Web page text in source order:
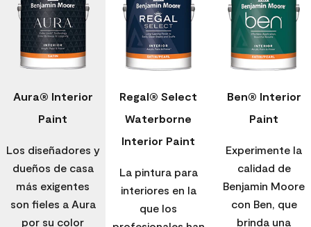
Aura® Interior
Paint
Los diseñadores y
dueños de casa
más exigentes
son fieles a Aura
por su color
Regal® Select
Waterborne
Interior Paint
La pintura para
interiores en la
que los
Ben® Interior
Paint
Experimente la
calidad de
Benjamin Moore
con Ben, que
brinda una